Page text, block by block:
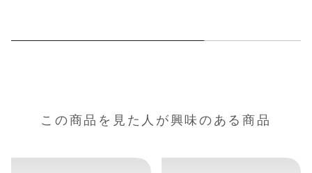
この商品を見た人が興味のある商品